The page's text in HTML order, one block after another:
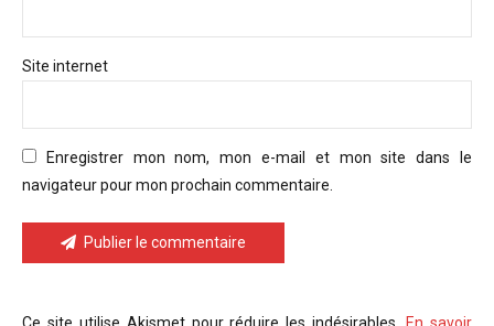
Site internet
Enregistrer mon nom, mon e-mail et mon site dans le
navigateur pour mon prochain commentaire.
Publier le commentaire
Ce site utilise Akismet pour réduire les indésirables.En savoir